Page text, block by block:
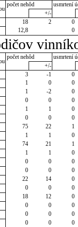
počet nehôd
usmrtení
+/-
18 2
0
12,8 0
počet nehôd
usmrtení
+/-
3 -1
0
1 0
0
1 -2
0
0 0
0
1 1
0
0 0
0
75 22
1
1 1
0
74 21
1
1 1
0
0 0
0
0 0
0
22 14
0
0 0
0
18 12
0
0 0
0
0 0
0
0 0
0